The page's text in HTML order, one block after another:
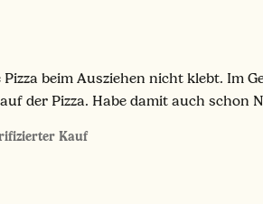
Pizza beim Ausziehen nicht klebt. Im
der Pizza. Habe damit auch schon
Kauf